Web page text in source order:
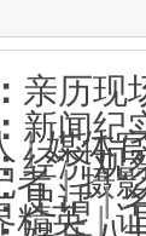
： 亲历现
|媒体
新闻纪
者|摄
经济观
精英|
史话|